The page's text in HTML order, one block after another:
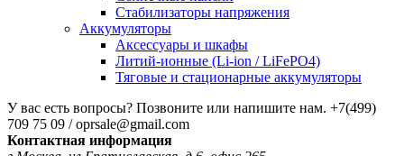
Стабилизаторы напряжения
Аккумуляторы
Аксессуары и шкафы
Литий-ионные (Li-ion / LiFePO4)
Тяговые и стационарные аккумуляторы
У вас есть вопросы? Позвоните или напишите нам. +7(499)
709 75 09 / oprsale@gmail.com
Контактная информация